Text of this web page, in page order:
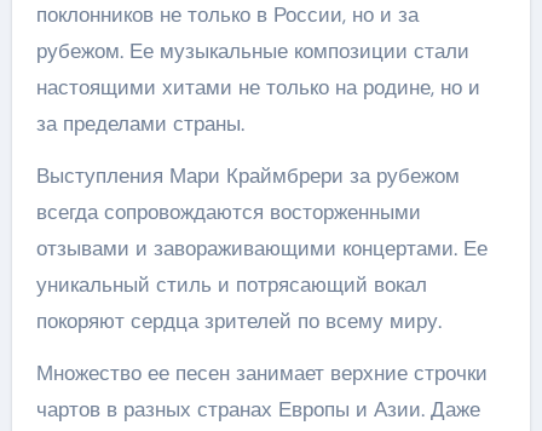
поклонников не только в России, но и за
рубежом. Ее музыкальные композиции стали
настоящими хитами не только на родине, но и
за пределами страны.
Выступления Мари Краймбрери за рубежом
всегда сопровождаются восторженными
отзывами и завораживающими концертами. Ее
уникальный стиль и потрясающий вокал
покоряют сердца зрителей по всему миру.
Множество ее песен занимает верхние строчки
чартов в разных странах Европы и Азии. Даже